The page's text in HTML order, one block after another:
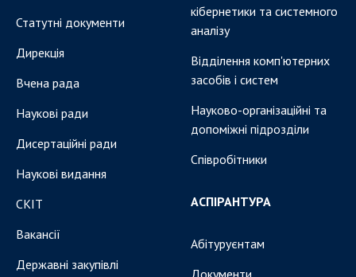
Статутні документи
Дирекція
Вчена рада
Наукові ради
Дисертаційні ради
Наукові видання
СКІТ
Вакансії
Державні закупівлі
кібернетики та системного
аналізу
Відділення комп'ютерних
засобів і систем
Науково-організаційні та
допоміжні підрозділи
Співробітники
АСПІРАНТУРА
Абітуруєнтам
Документи